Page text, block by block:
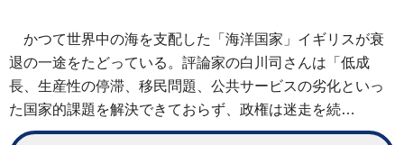
かつて世界中の海を支配した「海洋国家」イギリスが衰
退の一途をたどっている。評論家の白川司さんは「低成
長、生産性の停滞、移民問題、公共サービスの劣化といっ
た国家的課題を解決できておらず、政権は迷走を続…